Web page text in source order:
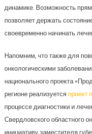
динамике. Возможность
позволяет держать
своевременно начинать
Напомним, что также для
онкологическими
национального проекта
регионе реализуетсяпроект
процессе диагностики и
Свердловского областного